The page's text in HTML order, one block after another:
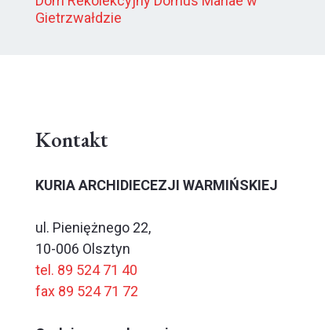
Gietrzwałdzie
Kontakt
KURIA ARCHIDIECEZJI WARMIŃSKIEJ
ul. Pieniężnego 22,
10-006 Olsztyn
tel. 89 524 71 40
fax 89 524 71 72